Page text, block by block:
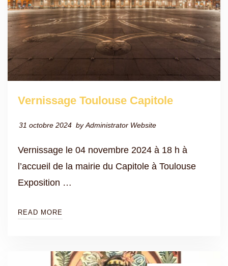
Vernissage Toulouse Capitole
31 octobre 2024 byAdministrator Website
Vernissage le 04 novembre 2024 à 18 h à
l’accueil de la mairie du Capitole à Toulouse
Exposition …
READ MORE